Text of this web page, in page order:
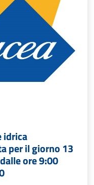
idrica
per il giorno 13
ore 9:00